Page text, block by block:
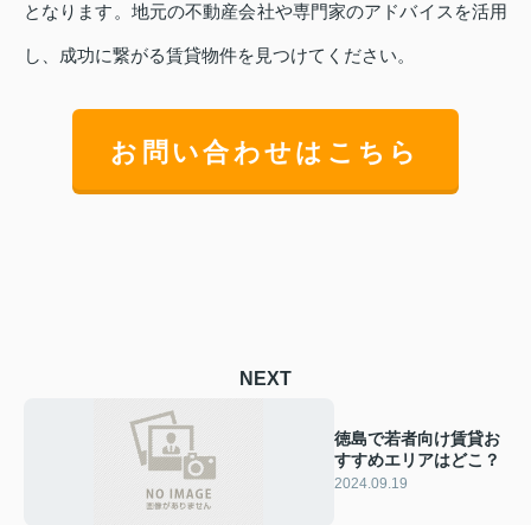
となります。地元の不動産会社や専門家のアドバイスを活用
し、成功に繋がる賃貸物件を見つけてください。
お問い合わせはこちら
NEXT
徳島で若者向け賃貸お
すすめエリアはどこ？
2024.09.19